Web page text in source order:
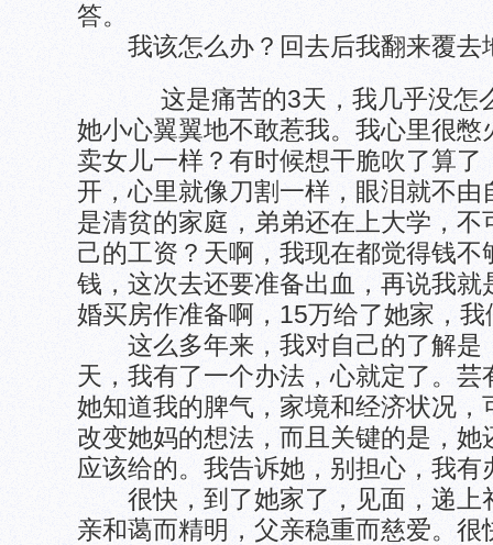
答。
我该怎么办？回去后我翻来覆去
这是痛苦的3天，我几乎没怎
她小心翼翼地不敢惹我。我心里很憋
卖女儿一样？有时候想干脆吹了算了
开，心里就像刀割一样，眼泪就不由
是清贫的家庭，弟弟还在上大学，
己的工资？天啊，我现在都觉得钱
钱，这次去还要准备出血，再说我就
婚买房作准备啊，15万给了她家，
这么多年来，我对自己的了解是
天，我有了一个办法，心就定了。
她知道我的脾气，家境和经济状况，
改变她妈的想法，而且关键的是，
应该给的。我告诉她，别担心，我
很快，到了她家了，见面，递上
亲和蔼而精明，父亲稳重而慈爱。